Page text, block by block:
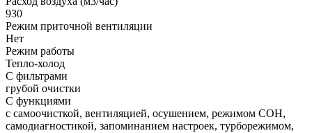
930
Режим приточной вентиляции
Нет
Режим работы
Тепло-холод
С фильтрами
грубой очистки
С функциями
с самоочисткой, вентиляцией, осушением, режимом СОН,
самодиагностикой, запоминанием настроек, турборежимом,